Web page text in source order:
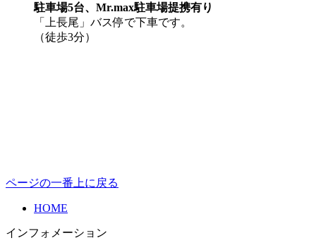
駐車場5台、Mr.max駐車場提携有り
「上長尾」バス停で下車です。
（徒歩3分）
ページの一番上に戻る
HOME
インフォメーション